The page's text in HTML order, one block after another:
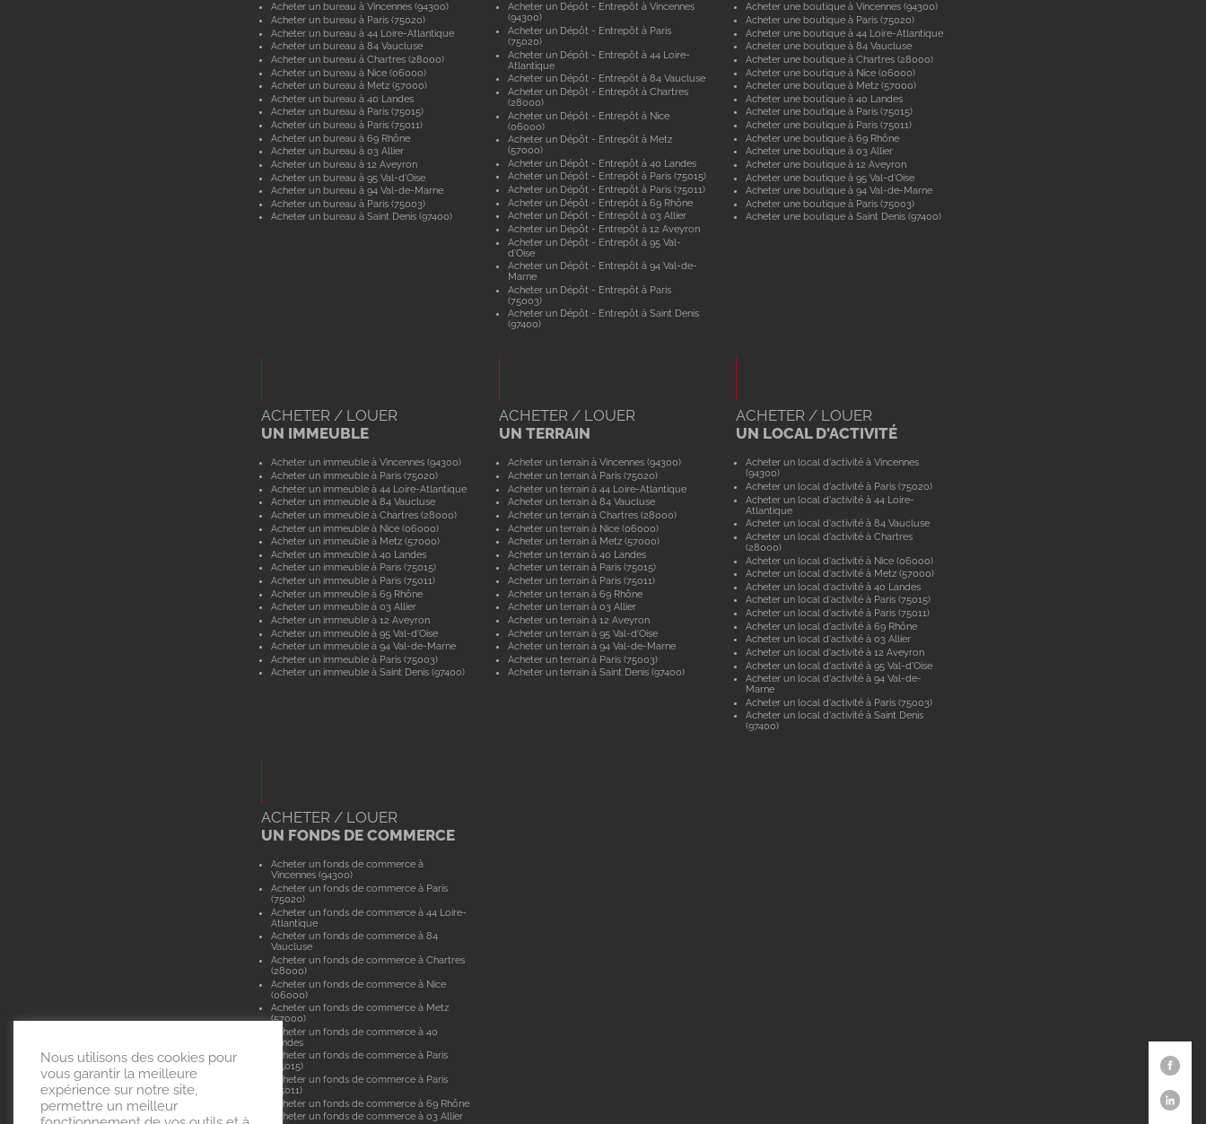
Acheter un bureau à Vincennes (94300)
Acheter un bureau à Paris (75020)
Acheter un bureau à 44 Loire-Atlantique
Acheter un bureau à 84 Vaucluse
Acheter un bureau à Chartres (28000)
Acheter un bureau à Nice (06000)
Acheter un bureau à Metz (57000)
Acheter un bureau à 40 Landes
Acheter un bureau à Paris (75015)
Acheter un bureau à Paris (75011)
Acheter un bureau à 69 Rhône
Acheter un bureau à 03 Allier
Acheter un bureau à 12 Aveyron
Acheter un bureau à 95 Val-d'Oise
Acheter un bureau à 94 Val-de-Marne
Acheter un bureau à Paris (75003)
Acheter un bureau à Saint Denis (97400)
Acheter un Dépôt - Entrepôt à Vincennes
(94300)
Acheter un Dépôt - Entrepôt à Paris
(75020)
Acheter un Dépôt - Entrepôt à 44 Loire-
Atlantique
Acheter un Dépôt - Entrepôt à 84 Vaucluse
Acheter un Dépôt - Entrepôt à Chartres
(28000)
Acheter un Dépôt - Entrepôt à Nice
(06000)
Acheter un Dépôt - Entrepôt à Metz
(57000)
Acheter un Dépôt - Entrepôt à 40 Landes
Acheter un Dépôt - Entrepôt à Paris (75015)
Acheter un Dépôt - Entrepôt à Paris (75011)
Acheter un Dépôt - Entrepôt à 69 Rhône
Acheter un Dépôt - Entrepôt à 03 Allier
Acheter un Dépôt - Entrepôt à 12 Aveyron
Acheter un Dépôt - Entrepôt à 95 Val-
d'Oise
Acheter un Dépôt - Entrepôt à 94 Val-de-
Marne
Acheter un Dépôt - Entrepôt à Paris
(75003)
Acheter un Dépôt - Entrepôt à Saint Denis
(97400)
Acheter une boutique à Vincennes (94300)
Acheter une boutique à Paris (75020)
Acheter une boutique à 44 Loire-Atlantique
Acheter une boutique à 84 Vaucluse
Acheter une boutique à Chartres (28000)
Acheter une boutique à Nice (06000)
Acheter une boutique à Metz (57000)
Acheter une boutique à 40 Landes
Acheter une boutique à Paris (75015)
Acheter une boutique à Paris (75011)
Acheter une boutique à 69 Rhône
Acheter une boutique à 03 Allier
Acheter une boutique à 12 Aveyron
Acheter une boutique à 95 Val-d'Oise
Acheter une boutique à 94 Val-de-Marne
Acheter une boutique à Paris (75003)
Acheter une boutique à Saint Denis (97400)
ACHETER / LOUER
UN IMMEUBLE
Acheter un immeuble à Vincennes (94300)
Acheter un immeuble à Paris (75020)
Acheter un immeuble à 44 Loire-Atlantique
Acheter un immeuble à 84 Vaucluse
Acheter un immeuble à Chartres (28000)
Acheter un immeuble à Nice (06000)
Acheter un immeuble à Metz (57000)
Acheter un immeuble à 40 Landes
Acheter un immeuble à Paris (75015)
Acheter un immeuble à Paris (75011)
Acheter un immeuble à 69 Rhône
Acheter un immeuble à 03 Allier
Acheter un immeuble à 12 Aveyron
Acheter un immeuble à 95 Val-d'Oise
Acheter un immeuble à 94 Val-de-Marne
Acheter un immeuble à Paris (75003)
Acheter un immeuble à Saint Denis (97400)
ACHETER / LOUER
UN TERRAIN
Acheter un terrain à Vincennes (94300)
Acheter un terrain à Paris (75020)
Acheter un terrain à 44 Loire-Atlantique
Acheter un terrain à 84 Vaucluse
Acheter un terrain à Chartres (28000)
Acheter un terrain à Nice (06000)
Acheter un terrain à Metz (57000)
Acheter un terrain à 40 Landes
Acheter un terrain à Paris (75015)
Acheter un terrain à Paris (75011)
Acheter un terrain à 69 Rhône
Acheter un terrain à 03 Allier
Acheter un terrain à 12 Aveyron
Acheter un terrain à 95 Val-d'Oise
Acheter un terrain à 94 Val-de-Marne
Acheter un terrain à Paris (75003)
Acheter un terrain à Saint Denis (97400)
ACHETER / LOUER
UN LOCAL D'ACTIVITÉ
Acheter un local d'activité à Vincennes
(94300)
Acheter un local d'activité à Paris (75020)
Acheter un local d'activité à 44 Loire-
Atlantique
Acheter un local d'activité à 84 Vaucluse
Acheter un local d'activité à Chartres
(28000)
Acheter un local d'activité à Nice (06000)
Acheter un local d'activité à Metz (57000)
Acheter un local d'activité à 40 Landes
Acheter un local d'activité à Paris (75015)
Acheter un local d'activité à Paris (75011)
Acheter un local d'activité à 69 Rhône
Acheter un local d'activité à 03 Allier
Acheter un local d'activité à 12 Aveyron
Acheter un local d'activité à 95 Val-d'Oise
Acheter un local d'activité à 94 Val-de-
Marne
Acheter un local d'activité à Paris (75003)
Acheter un local d'activité à Saint Denis
(97400)
ACHETER / LOUER
UN FONDS DE COMMERCE
Acheter un fonds de commerce à
Vincennes (94300)
Acheter un fonds de commerce à Paris
(75020)
Acheter un fonds de commerce à 44 Loire-
Atlantique
Acheter un fonds de commerce à 84
Vaucluse
Acheter un fonds de commerce à Chartres
(28000)
Acheter un fonds de commerce à Nice
(06000)
Acheter un fonds de commerce à Metz
(57000)
Acheter un fonds de commerce à 40
Landes
Acheter un fonds de commerce à Paris
(75015)
Acheter un fonds de commerce à Paris
(75011)
Acheter un fonds de commerce à 69 Rhône
Acheter un fonds de commerce à 03 Allier
Nous utilisons des cookies pour
vous garantir la meilleure
expérience sur notre site,
permettre un meilleur